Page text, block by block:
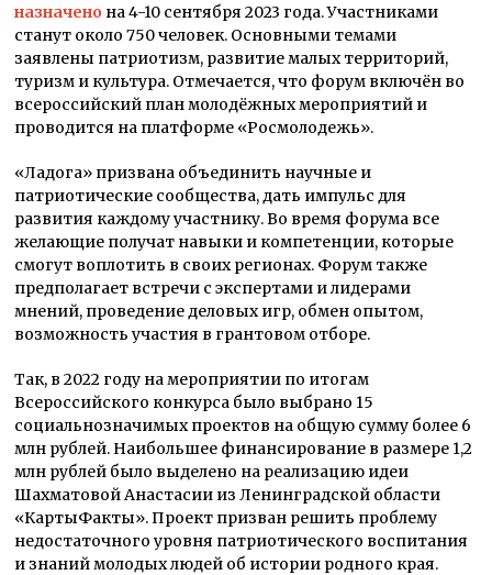
назначено на 4-10 сентября 2023 года. Участниками
станут около 750 человек. Основными темами
заявлены патриотизм, развитие малых территорий,
туризм и культура. Отмечается, что форум включён во
всероссийский план молодёжных мероприятий и
проводится на платформе «Росмолодежь».
«Ладога» призвана объединить научные и
патриотические сообщества, дать импульс для
развития каждому участнику. Во время форума все
желающие получат навыки и компетенции, которые
смогут воплотить в своих регионах. Форум также
предполагает встречи с экспертами и лидерами
мнений, проведение деловых игр, обмен опытом,
возможность участия в грантовом отборе.
Так, в 2022 году на мероприятии по итогам
Всероссийского конкурса было выбрано 15
социальнозначимых проектов на общую сумму более 6
млн рублей. Наибольшее финансирование в размере 1,2
млн рублей было выделено на реализацию идеи
Шахматовой Анастасии из Ленинградской области
«КартыФакты». Проект призван решить проблему
недостаточного уровня патриотического воспитания
и знаний молодых людей об истории родного края.